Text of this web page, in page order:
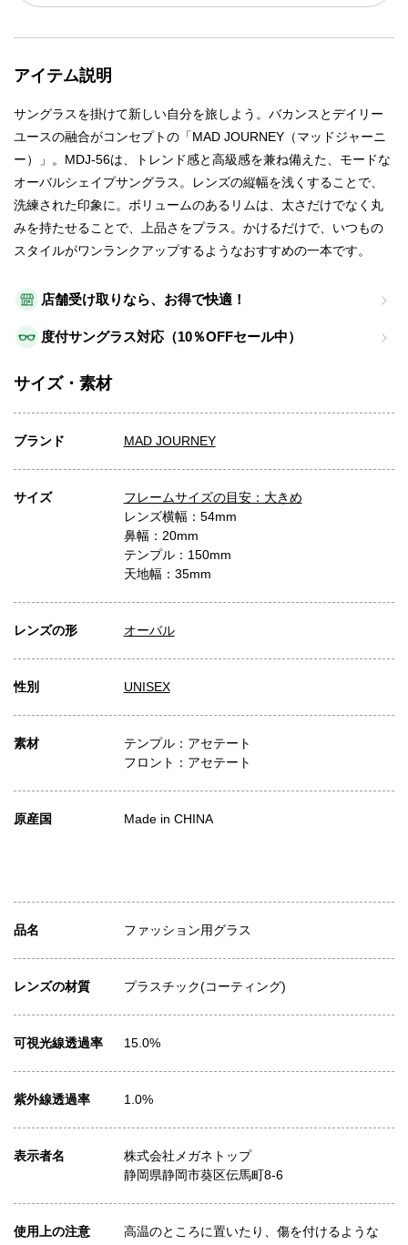
店舗受け取りなら、お得で快適！
度付サングラス対応（10％OFFセール中）
アイテム説明
サングラスを掛けて新しい自分を旅しよう。バカンスとデイリー
ユースの融合がコンセプトの「MAD JOURNEY（マッドジャーニ
ー）」。MDJ-56は、トレンド感と高級感を兼ね備えた、モードな
オーバルシェイプサングラス。レンズの縦幅を浅くすることで、
洗練された印象に。ボリュームのあるリムは、太さだけでなく丸
みを持たせることで、上品さをプラス。かけるだけで、いつもの
スタイルがワンランクアップするようなおすすめの一本です。
サイズ・素材
ブランド MAD JOURNEY
サイズ
フレームサイズの目安：大きめ
レンズ横幅：54mm
鼻幅：20mm
テンプル：150mm
天地幅：35mm
レンズの形 オーバル
性別 UNISEX
素材
テンプル：アセテート
フロント：アセテート
原産国 Made in CHINA
品名 ファッション用グラス
レンズの材質 プラスチック(コーティング)
可視光線透過率 15.0%
紫外線透過率 1.0%
表示者名
株式会社メガネトップ
静岡県静岡市葵区伝馬町8-6
使用上の注意
高温のところに置いたり、傷を付けるような